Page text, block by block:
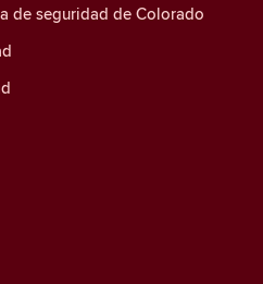
de seguridad de Colorado